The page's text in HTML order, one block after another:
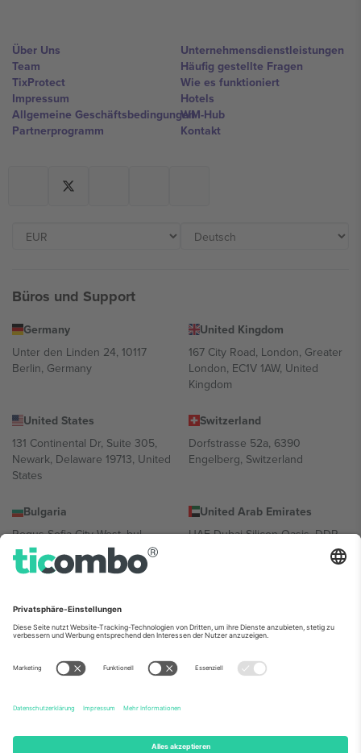
Über Uns
Team
TixProtect
Impressum
Allgemeine Geschäftsbedingungen
Partnerprogramm
Unternehmensdienstleistungen
Häufig gestellte Fragen
Wie es funktioniert
Hotels
WM-Hub
Kontakt
Büros und Support
Germany
Unter den Linden 24, 10117
Berlin, Germany
United Kingdom
167 City Road, London, Greater
London, EC1V 1AW, United
Kingdom
United States
131 Continental Dr, Suite 305,
Newark, Delaware 19713, United
States
Switzerland
Dorfstrasse 52a, 6390
Engelberg, Switzerland
Bulgaria
Regus Sofia City West, bul
Totleben 53-55, 1606 Sofia,
Bulgaria
United Arab Emirates
UAE Dubai Silicon Oasis, DDP
Building A1, Office 302, Dubai,
Mexico
Av Chapultepec 360, Roma
Norte, Cuauhtémoc, 06700
Ciudad de México, CDMX,
Mexico
Die juristische Person des Plattformanbieters kann je nach
Informationen finden Sie auf der jeweiligen Veranstaltungsseite, im